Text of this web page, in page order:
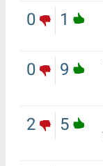
1
0
9
0
5
2